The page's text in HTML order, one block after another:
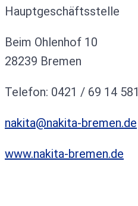
Hauptgeschäftsstelle
Beim Ohlenhof 10
28239 Bremen
Telefon: 0421 / 69 14 581
nakita@nakita-bremen.de
www.nakita-bremen.de